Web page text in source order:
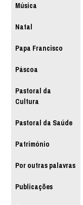
Música
Natal
Papa Francisco
Páscoa
Pastoral da
Cultura
Pastoral da Saúde
Património
Por outras palavras
Publicações